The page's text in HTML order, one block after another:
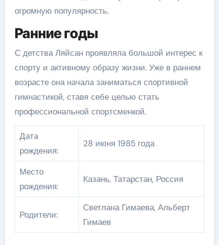
огромную популярность.
Ранние годы
С детства Ляйсан проявляла большой интерес к
спорту и активному образу жизни. Уже в раннем
возрасте она начала заниматься спортивной
гимнастикой, ставя себе целью стать
профессиональной спортсменкой.
Дата
рождения:
28 июня 1985 года
Место
рождения:
Казань, Татарстан, Россия
Родители:
Светлана Гимаева, Альберт
Гимаев